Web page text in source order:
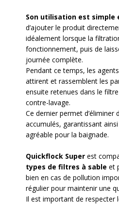
Son utilisation est simple
d’ajouter le produit
idéalement lorsque la
fonctionnement, puis de
journée complète.
Pendant ce temps, les
attirent et rassemblent les
ensuite retenues dans le
contre-lavage.
Ce dernier permet
accumulés, garantissant
agréable pour la baignade.
Quickflock Superest
types de filtres à sable et
bien en cas de pollution
régulier pour maintenir une
Il est important de respecter